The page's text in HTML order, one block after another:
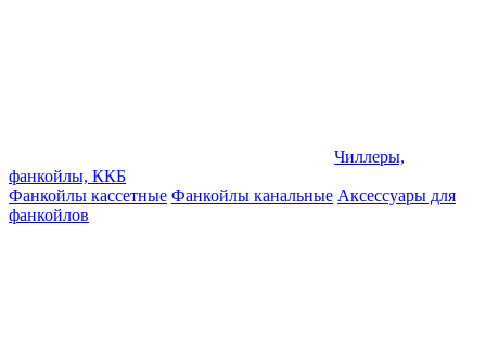
Чиллеры,
фанкойлы, ККБ
Фанкойлы кассетные Фанкойлы канальные Аксессуары для
фанкойлов